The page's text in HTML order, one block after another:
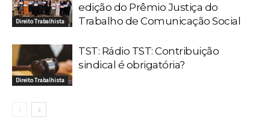
Direito Trabalhista
edição do Prêmio Justiça do
Trabalho de Comunicação Social
Direito Trabalhista
TST: Rádio TST: Contribuição
sindical é obrigatória?